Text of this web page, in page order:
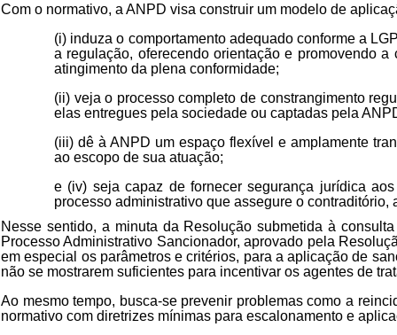
Com o normativo, a ANPD visa construir um modelo de
(i) induza o comportamento adequado conforme a
a regulação, oferecendo orientação e promovendo
atingimento da plena conformidade;
(ii) veja o processo completo de constrangimento
elas entregues pela sociedade ou captadas pela
(iii) dê à ANPD um espaço flexível e amplamente
ao escopo de sua atuação;
e (iv) seja capaz de fornecer segurança jurídica
processo administrativo que assegure o contraditório,
Nesse sentido, a minuta da Resolução submetida à
Processo Administrativo Sancionador, aprovado pela
em especial os parâmetros e critérios, para a aplicação de
não se mostrarem suficientes para incentivar os agentes de
Ao mesmo tempo, busca-se prevenir problemas como a
normativo com diretrizes mínimas para escalonamento e